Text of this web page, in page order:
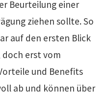
Beurteilung einer
ziehen sollte. So
auf den ersten Blick
erst vom
und Benefits
ab und können über